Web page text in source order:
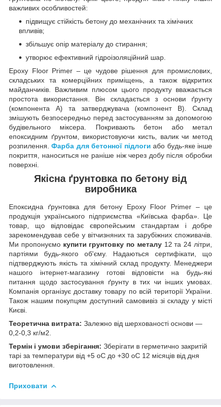
важливих особливостей:
підвищує стійкість бетону до механічних та хімічних
впливів;
збільшує опір матеріалу до стирання;
утворює ефективний гідроізоляційний шар.
Epoxy Floor Primer – це чудове рішення для промислових,
складських та комерційних приміщень, а також відкритих
майданчиків. Важливим плюсом цього продукту вважається
простота використання. Він складається з основи ґрунту
(компонента А) та затверджувача (компонент B). Склад
змішують безпосередньо перед застосуванням за допомогою
будівельного міксера. Покривають бетон або метал
епоксидним ґрунтом, використовуючи кисть, валик чи метод
розпилення.Фарба для бетонної підлоги або будь-яке інше
покриття, наноситься не раніше ніж через добу після обробки
поверхні.
Якісна ґрунтовка по бетону від
виробника
Епоксидна ґрунтовка для бетону Epoxy Floor Primer – це
продукція українського підприємства «Київська фарба». Це
товар, що відповідає європейським стандартам і добре
зарекомендував себе у вітчизняних та зарубіжних споживачів.
Ми пропонуємо купити грунтовку по металу12 та 24 літри,
партіями будь-якого об'єму. Надаються сертифікати, що
підтверджують якість та хімічний склад продукту. Менеджери
нашого інтернет-магазину готові відповісти на будь-які
питання щодо застосування ґрунту в тих чи інших умовах.
Компанія організує доставку товару по всій території України.
Також нашим покупцям доступний самовивіз зі складу у місті
Києві.
Теоретична витрата: Залежно від шерхованості основи —
0,2-0,3 кг/м2.
Термін і умови зберігання: Зберігати в герметично закритій
тарі за температури від +5 oС до +30 oС 12 місяців від дня
виготовлення.
Приховати